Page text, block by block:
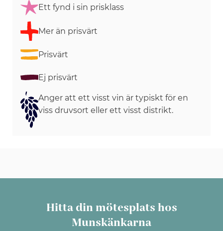
Ett fynd i sin prisklass
Mer än prisvärt
Prisvärt
Ej prisvärt
Anger att ett visst vin är typiskt för en
viss druvsort eller ett visst distrikt.
Hitta din mötesplats hos
Munskänkarna